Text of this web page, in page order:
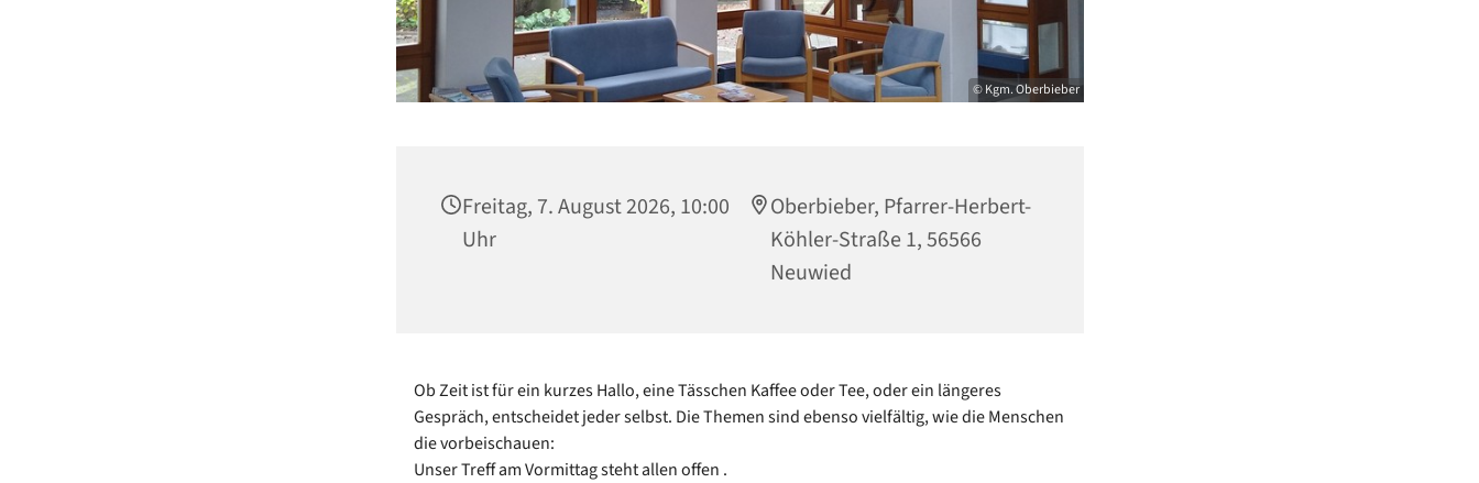
© Kgm. Oberbieber
Freitag, 7. August 2026, 10:00
Uhr
Oberbieber, Pfarrer-Herbert-
Köhler-Straße 1, 56566
Neuwied
Ob Zeit ist für ein kurzes Hallo, eine Tässchen Kaffee oder Tee, oder ein längeres
Gespräch, entscheidet jeder selbst. Die Themen sind ebenso vielfältig, wie die Menschen
die vorbeischauen:
Unser Treff am Vormittag steht allen offen .